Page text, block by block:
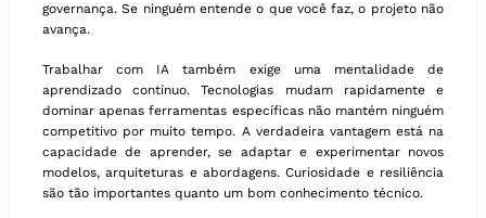
governança. Se ninguém entende o que você faz, o projeto não
avança.
Trabalhar com IA também exige uma mentalidade de
aprendizado contínuo. Tecnologias mudam rapidamente e
dominar apenas ferramentas específicas não mantém ninguém
competitivo por muito tempo. A verdadeira vantagem está na
capacidade de aprender, se adaptar e experimentar novos
modelos, arquiteturas e abordagens. Curiosidade e resiliência
são tão importantes quanto um bom conhecimento técnico.